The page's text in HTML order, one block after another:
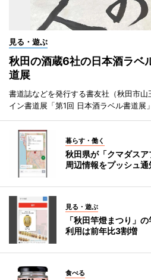
見る・遊ぶ
秋田の酒蔵6社の日本酒ラベ
道展
書道誌などを発行する書友社（秋田市
イン書道展「第1回 日本酒ラベル書道展
暮らす・働く
秋田県が「クマダス
周辺情報をプッシュ通
見る・遊ぶ
「秋田竿燈まつり」
利用は前年比3割増
食べる